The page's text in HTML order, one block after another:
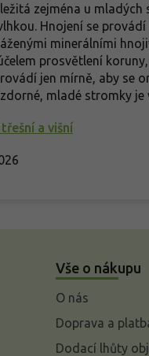
zejména u
Hnojení se
minerálními
prosvětlení
jen mírně, aby se
mladé stromky je
a višní
Vše o nákupu
O nás
Doprava a
Dodací lhůty